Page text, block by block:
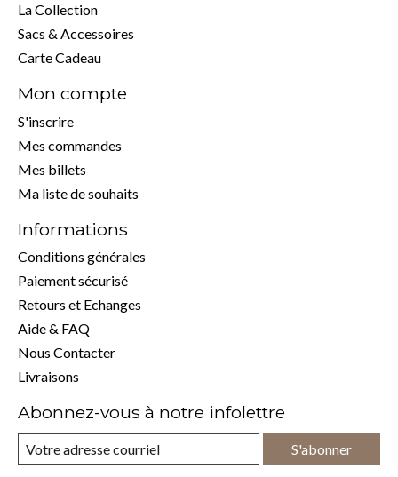
La Collection
Sacs & Accessoires
Carte Cadeau
Mon compte
S'inscrire
Mes commandes
Mes billets
Ma liste de souhaits
Informations
Conditions générales
Paiement sécurisé
Retours et Echanges
Aide & FAQ
Nous Contacter
Livraisons
Abonnez-vous à notre infolettre
S'abonner